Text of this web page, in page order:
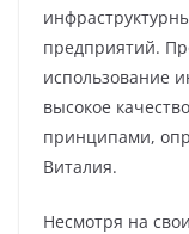
предприятий.
использование
высокое
принципами,
Виталия.
Несмотря на